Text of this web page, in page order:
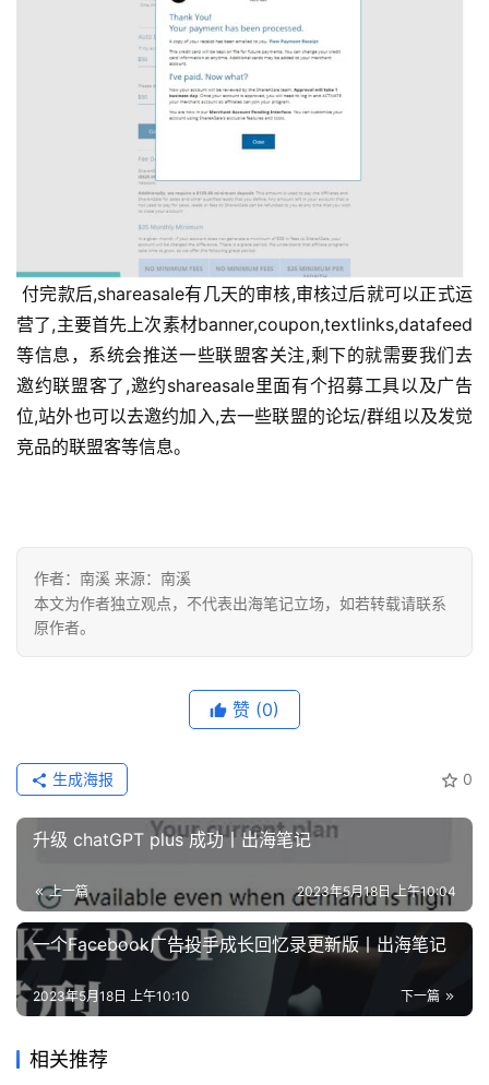
付完款后,shareasale有几天的审核,审核过后就可以正式运
营了,主要首先上次素材banner,coupon,textlinks,datafeed
等信息，系统会推送一些联盟客关注,剩下的就需要我们去
邀约联盟客了,邀约shareasale里面有个招募工具以及广告
位,站外也可以去邀约加入,去一些联盟的论坛/群组以及发觉
竞品的联盟客等信息。
作者：南溪 来源：南溪
本文为作者独立观点，不代表出海笔记立场，如若转载请联系
原作者。
赞 (0)
0
生成海报
升级 chatGPT plus 成功丨出海笔记
上一篇 2023年5月18日 上午10:04
一个Facebook广告投手成长回忆录更新版丨出海笔记
下一篇
2023年5月18日 上午10:10
相关推荐